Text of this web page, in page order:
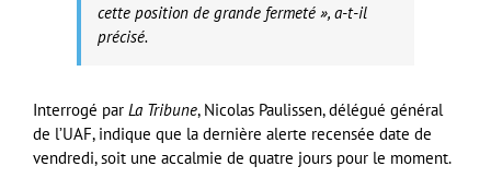
cette position de grande fermeté », a-t-il
précisé.
Interrogé par La Tribune, Nicolas Paulissen, délégué général
de l’UAF, indique que la dernière alerte recensée date de
vendredi, soit une accalmie de quatre jours pour le moment.